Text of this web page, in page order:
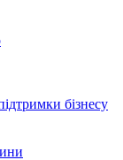
бізнесу